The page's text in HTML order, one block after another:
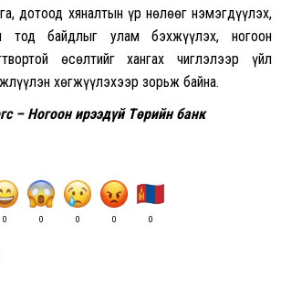
дотоод хяналтын үр нөлөөг нэмэгдүүлэх,
тод байдлыг улам бэхжүүлэх, ногоон
өсөлтийг хангах чиглэлээр үйл
хөгжүүлэхээр зорьж байна.
– Ногоон ирээдүй Төрийн банк
0 0 0 0 0